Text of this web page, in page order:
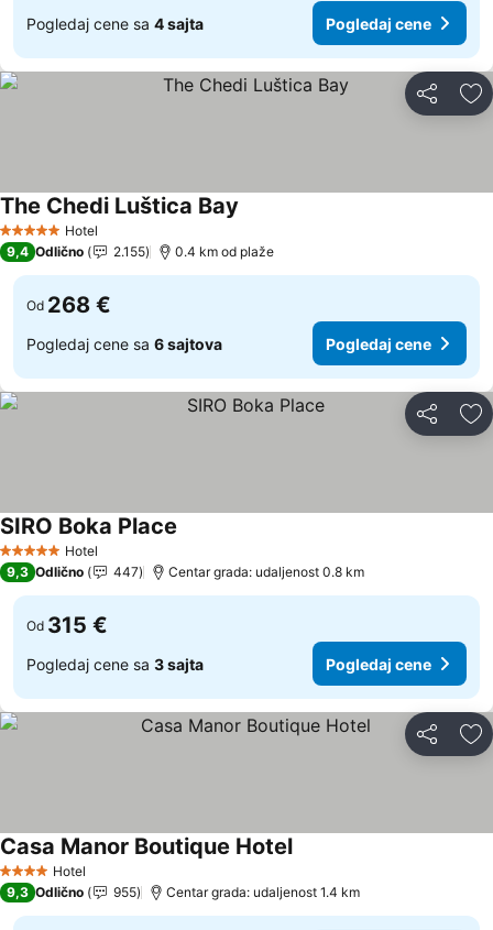
Pogledaj cene sa 4 sajta Pogledaj cene
Deli
5 ZvezdiceHotel
The Chedi Luštica Bay
9,4 Odlično 2.155 0.4 km od plaže
Od 268 €
Pogledaj cene sa 6 sajtova Pogledaj cene
Deli
5 ZvezdiceHotel
SIRO Boka Place
9,3 Odlično 447 Centar grada: udaljenost 0.8 km
Od 315 €
Pogledaj cene sa 3 sajta Pogledaj cene
Deli
4 ZvezdiceHotel
Casa Manor Boutique HotelPogledaj cene
9,3 Odlično 955 Centar grada: udaljenost 1.4 km